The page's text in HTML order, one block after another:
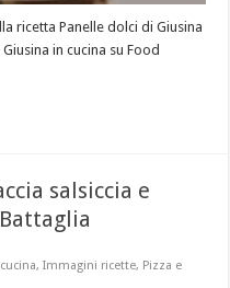
ricetta Panelle dolci di Giusina
in cucina su Food
salsiccia e
,Immagini ricette, Pizza e